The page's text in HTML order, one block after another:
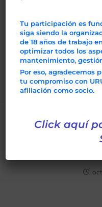
presentes,
estará a cargo de
Transformación
programa completo
aquí.
TAMBIÉN PODRÍA
FALTA DE
Tu participación es
siga siendo la
de 18 años de trabajo
optimizar todos los
mantenimiento,
Por eso, agradecemos
tu compromiso con
afiliación como socio.
Click aquí